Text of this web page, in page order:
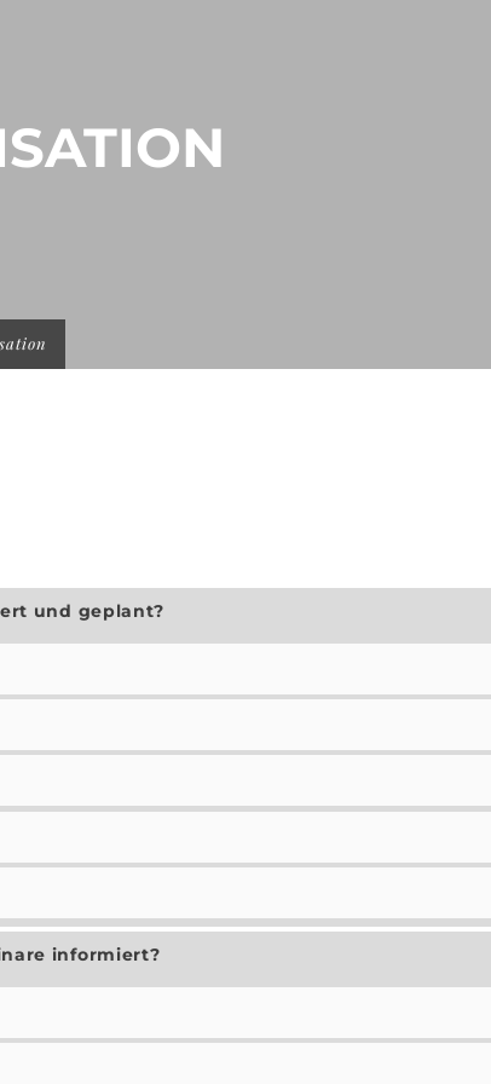
und geplant?
informiert?